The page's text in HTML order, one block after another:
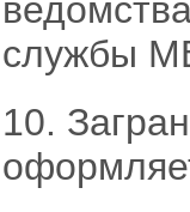
службы
10.